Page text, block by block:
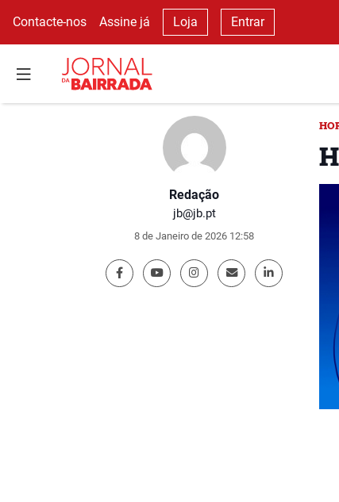
Contacte-nos Assine já Loja Entrar
Redação
jb@jb.pt
8 de Janeiro de 2026 12:58